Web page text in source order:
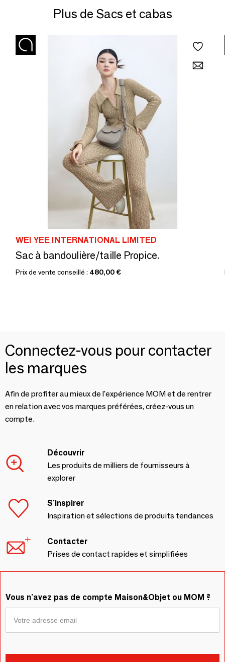
Plus de Sacs et cabas
WEI YEE INTERNATIONAL LIMITED
Sac à bandoulière/taille Propice.
Prix de vente conseillé : 480,00 €
Connectez-vous pour contacter
les marques
Afin de profiter au mieux de l'expérience MOM et de rentrer
en relation avec vos marques préférées, créez-vous un
compte.
Découvrir
Les produits de milliers de fournisseurs à
explorer
S'inspirer
Inspiration et sélections de produits tendances
Contacter
Prises de contact rapides et simplifiées
Vous n'avez pas de compte Maison&Objet ou MOM ?